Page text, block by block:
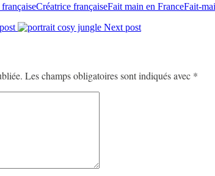
Créatrice françaiseFait main en FranceFait-
Next post
Les champs obligatoires sont indiqués avec *